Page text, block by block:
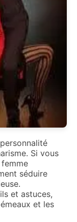
Si vous
séduire
et astuces,
et les